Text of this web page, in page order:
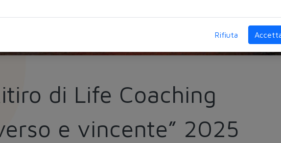
di Life Coaching
e vincente” 2025
Rifiuta